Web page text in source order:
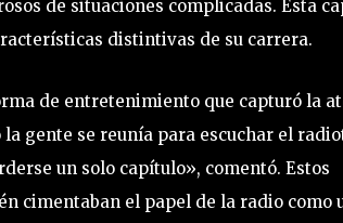
de situaciones complicadas. Esta
distintivas de su carrera.
de entretenimiento que capturó la
gente se reunía para escuchar el
un solo capítulo», comentó. Estos
cimentaban el papel de la radio como